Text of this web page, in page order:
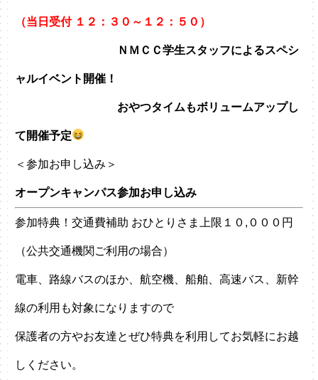
（当日受付 １２：３０～１２：５０）
ＮＭＣＣ学生スタッフによるスペシ
ャルイベント開催！
おやつタイムもボリュームアップし
て開催予定
＜参加お申し込み＞
オープンキャンパス参加お申し込み
参加特典！交通費補助 おひとりさま上限１０,０００円
（公共交通機関ご利用の場合）
電車、路線バスのほか、航空機、船舶、高速バス、新幹
線の利用も対象になりますので
保護者の方やお友達とぜひ特典を利用してお気軽にお越
しください。